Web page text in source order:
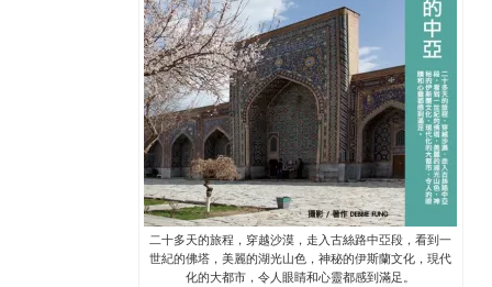
二十多天的旅程，穿越沙漠，走入古絲路中亞段，看到一
世紀的佛塔，美麗的湖光山色，神秘的伊斯蘭文化，現代
化的大都市，令人眼睛和心靈都感到滿足。